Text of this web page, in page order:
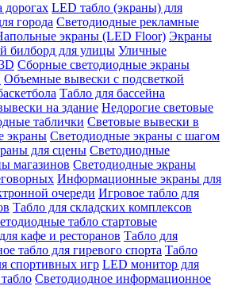
LED табло (экраны) для
города Светодиодные рекламные
экраны (LED Floor) Экраны
билборд для улицы Уличные
Сборные светодиодные экраны
Объемные вывески с подсветкой
Табло для бассейна
на здание Недорогие световые
таблички Световые вывески в
экраны Светодиодные экраны с шагом
для сцены Светодиодные
магазинов Светодиодные экраны
Информационные экраны для
очереди Игровое табло для
Табло для складских комплексов
табло стартовые
кафе и ресторанов Табло для
табло для гиревого спорта Табло
спортивных игр LED монитор для
Светодиодное информационное